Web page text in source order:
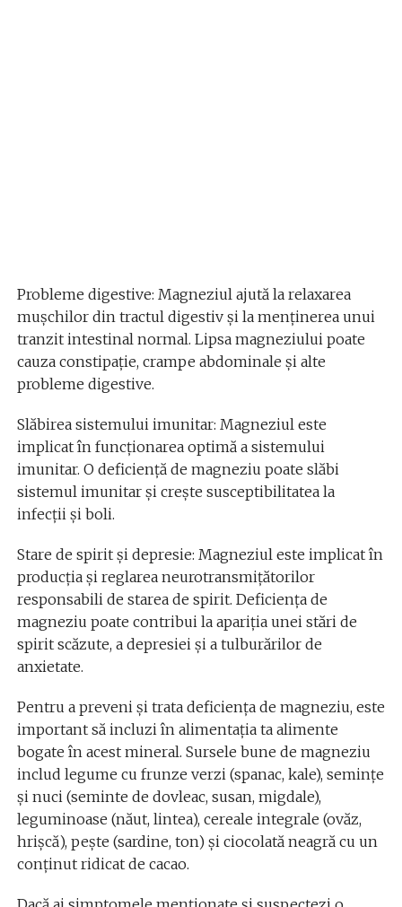
Probleme digestive: Magneziul ajută la relaxarea
mușchilor din tractul digestiv și la menținerea unui
tranzit intestinal normal. Lipsa magneziului poate
cauza constipație, crampe abdominale și alte
probleme digestive.
Slăbirea sistemului imunitar: Magneziul este
implicat în funcționarea optimă a sistemului
imunitar. O deficiență de magneziu poate slăbi
sistemul imunitar și crește susceptibilitatea la
infecții și boli.
Stare de spirit și depresie: Magneziul este implicat în
producția și reglarea neurotransmițătorilor
responsabili de starea de spirit. Deficiența de
magneziu poate contribui la apariția unei stări de
spirit scăzute, a depresiei și a tulburărilor de
anxietate.
Pentru a preveni și trata deficiența de magneziu, este
important să incluzi în alimentația ta alimente
bogate în acest mineral. Sursele bune de magneziu
includ legume cu frunze verzi (spanac, kale), semințe
și nuci (seminte de dovleac, susan, migdale),
leguminoase (năut, lintea), cereale integrale (ovăz,
hrișcă), pește (sardine, ton) și ciocolată neagră cu un
conținut ridicat de cacao.